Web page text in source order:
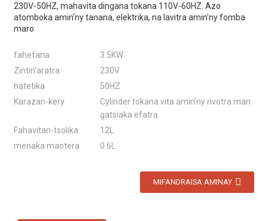
230V-50HZ, mahavita dingana tokana 110V-60HZ. Azo
atomboka amin'ny tanana, elektrika, na lavitra amin'ny fomba
maro
fahefana
3.5KW
Zintin'aratra
230V
hatetika
50HZ
Karazan-kery
Cylinder tokana vita amin'ny rivotra man
gatsiaka efatra
Fahavitan-tsolika
12L
menaka maotera
0.6L
MIFANDRAISA AMINAY